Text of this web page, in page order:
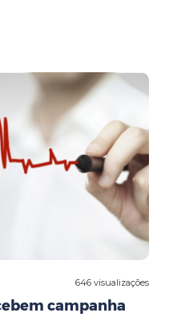
646 visualizações
campanha